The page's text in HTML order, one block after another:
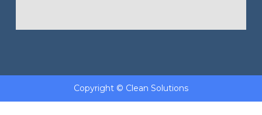
Copyright © Clean Solutions